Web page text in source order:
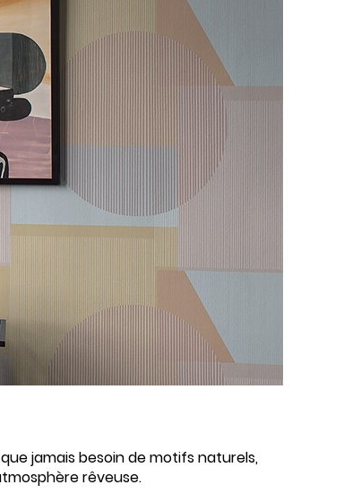
jamais besoin de motifs naturels,
rêveuse.